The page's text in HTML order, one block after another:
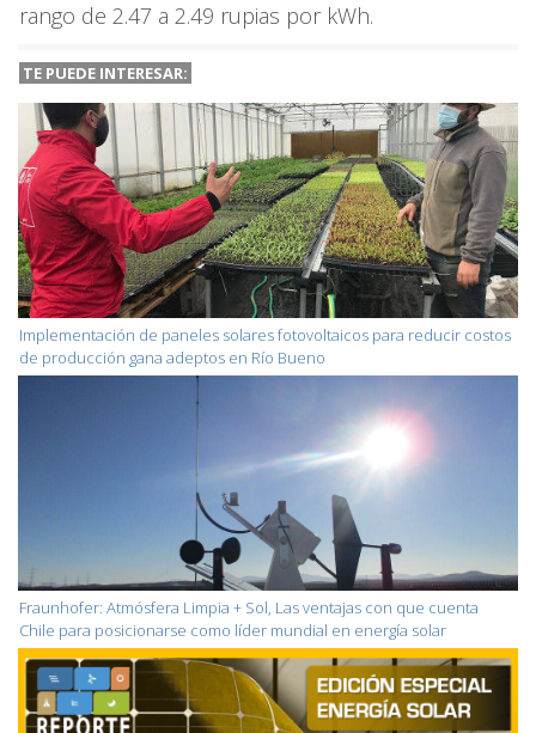
rango de 2.47 a 2.49 rupias por kWh.
TE PUEDE INTERESAR:
Implementación de paneles solares fotovoltaicos para reducir costos
de producción gana adeptos en Río Bueno
Fraunhofer: Atmósfera Limpia + Sol, Las ventajas con que cuenta
Chile para posicionarse como líder mundial en energía solar